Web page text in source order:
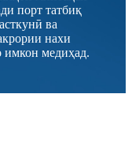
порт татбиқ
ва
нахи
имкон медиҳад.